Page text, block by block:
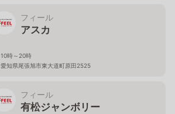
フィール
アスカ
10時～20時
愛知県尾張旭市東大道町原田2525
フィール
有松ジャンボリー